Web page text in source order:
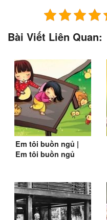
Bài Viết Liên Quan:
Em tôi buồn ngủ |
Em tôi buồn ngủ